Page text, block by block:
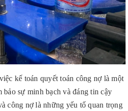
kế toán quyết toán công nợ là một
bảo sự minh bạch và đáng tin cậy
công nợ là những yếu tố quan trọng